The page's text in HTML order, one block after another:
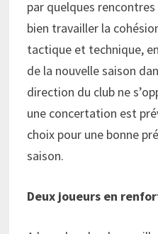
par quelques
bien travailler la
tactique et technique,
de la nouvelle saison
direction du club ne
une concertation est
choix pour une bonne
saison.
Deux joueurs en